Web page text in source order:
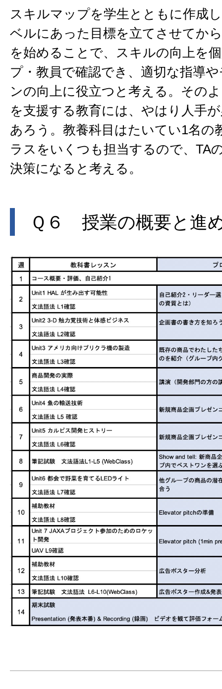
スキルマップを学生とともに作成
ベルにあった目標を立てさせてか
を始めることで、スキルの向上を
プ・教員で確認でき、適切な指導
ンの向上に役立つと考える。その
を支援する教育には、やはり人手
あろう。教養科目はたいてい1名の
ラスをいくつも担当するので、TA
決策になると考える。
Ｑ６ 授業の概要と進